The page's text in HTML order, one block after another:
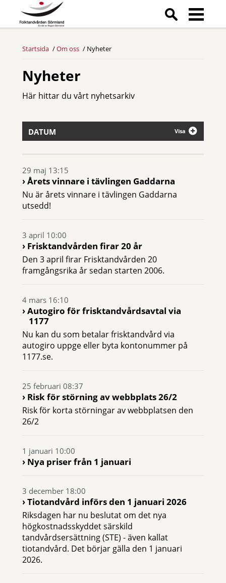
Startsida Om oss Nyheter
Nyheter
Här hittar du vårt nyhetsarkiv
DATUM Visa
29 maj 13:15
Årets vinnare i tävlingen Gaddarna
Nu är årets vinnare i tävlingen Gaddarna
utsedd!
3 april 10:00
Frisktandvården firar 20 år
Den 3 april firar Frisktandvården 20
framgångsrika år sedan starten 2006.
4 mars 16:10
Autogiro för frisktandvårdsavtal via
1177
Nu kan du som betalar frisktandvård via
autogiro uppge eller byta kontonummer på
1177.se.
25 februari 08:37
Risk för störning av webbplats 26/2
Risk för korta störningar av webbplatsen den
26/2
1 januari 10:00
Nya priser från 1 januari
3 december 18:00
Tiotandvård införs den 1 januari 2026
Riksdagen har nu beslutat om det nya
högkostnadsskyddet särskild
tandvårdsersättning (STE) - även kallat
tiotandvård. Det börjar gälla den 1 januari
2026.